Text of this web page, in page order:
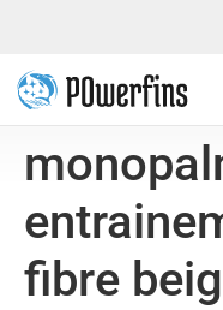
fibre